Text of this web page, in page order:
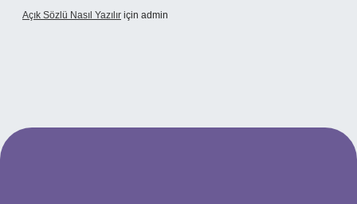
Açık Sözlü Nasıl Yazılır için admin